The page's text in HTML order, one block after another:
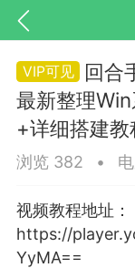
基于wordpress
回合
最新整理
+详细搭建教
浏览 382 •
视频教程地址：
https://
YyMA==